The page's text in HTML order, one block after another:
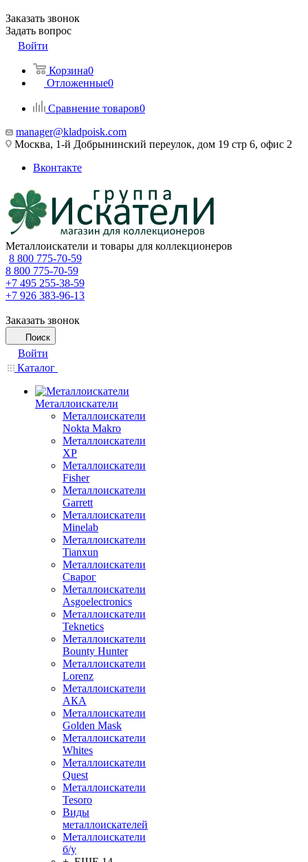
Заказать звонок
Задать вопрос
Войти
Корзина0
Отложенные0
Сравнение товаров0
manager@kladpoisk.com
Москва, 1-й Добрынинский переулок, дом 19 стр 6, офис 2
Вконтакте
Металлоискатели и товары для коллекционеров
8 800 775-70-59
8 800 775-70-59
+7 495 255-38-59
+7 926 383-96-13
Заказать звонок
Поиск
Войти
Каталог
Металлоискатели
Металлоискатели
Nokta Makro
Металлоискатели
XP
Металлоискатели
Fisher
Металлоискатели
Garrett
Металлоискатели
Minelab
Металлоискатели
Tianxun
Металлоискатели
Сварог
Металлоискатели
Asgoelectronics
Металлоискатели
Teknetics
Металлоискатели
Bounty Hunter
Металлоискатели
Lorenz
Металлоискатели
АКА
Металлоискатели
Golden Mask
Металлоискатели
Whites
Металлоискатели
Quest
Металлоискатели
Tesoro
Виды
металлоискателей
Металлоискатели
б/у